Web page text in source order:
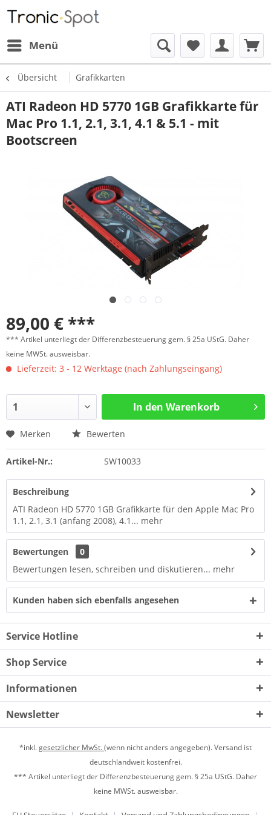
Menü
Übersicht Grafikkarten
ATI Radeon HD 5770 1GB Grafikkarte für
Mac Pro 1.1, 2.1, 3.1, 4.1 & 5.1 - mit
Bootscreen
89,00 € ***
*** Artikel unterliegt der Differenzbesteuerung gem. § 25a UStG. Daher
keine MWSt. ausweisbar.
Lieferzeit: 3 - 12 Werktage (nach Zahlungseingang)
In den Warenkorb
Merken Bewerten
Artikel-Nr.: SW10033
Beschreibung
ATI Radeon HD 5770 1GB Grafikkarte für den Apple Mac Pro
1.1, 2.1, 3.1 (anfang 2008), 4.1... mehr
Bewertungen
0
Bewertungen lesen, schreiben und diskutieren... mehr
Kunden haben sich ebenfalls angesehen
Service Hotline
Shop Service
Informationen
Newsletter
*inkl.gesetzlicher MwSt.(wenn nicht anders angegeben). Versand ist
deutschlandweit kostenfrei.
*** Artikel unterliegt der Differenzbesteuerung gem. § 25a UStG. Daher
keine MWSt. ausweisbar.